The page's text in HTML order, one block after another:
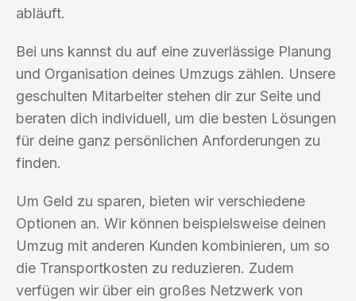
abläuft.
Bei uns kannst du auf eine zuverlässige Planung
und Organisation deines Umzugs zählen. Unsere
geschulten Mitarbeiter stehen dir zur Seite und
beraten dich individuell, um die besten Lösungen
für deine ganz persönlichen Anforderungen zu
finden.
Um Geld zu sparen, bieten wir verschiedene
Optionen an. Wir können beispielsweise deinen
Umzug mit anderen Kunden kombinieren, um so
die Transportkosten zu reduzieren. Zudem
verfügen wir über ein großes Netzwerk von